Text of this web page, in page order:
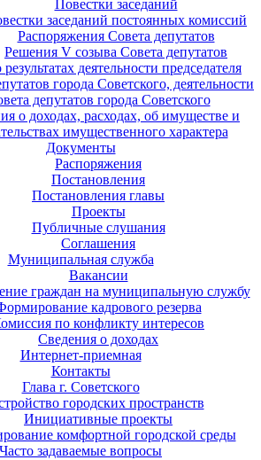
Повестки заседаний
заседаний постоянных комиссий
Распоряжения Совета депутатов
Решения V созыва Совета депутатов
деятельности председателя
города Советского, деятельности
депутатов города Советского
о доходах, расходах, об имуществе и
имущественного характера
Документы
Распоряжения
Постановления
Постановления главы
Проекты
Публичные слушания
Соглашения
Муниципальная служба
Вакансии
граждан на муниципальную службу
кадрового резерва
по конфликту интересов
Сведения о доходах
Интернет-приемная
Контакты
Глава г. Советского
городских пространств
Инициативные проекты
комфортной городской среды
Часто задаваемые вопросы